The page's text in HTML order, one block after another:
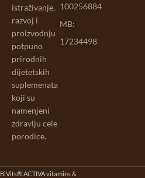
istraživanje,
razvoj i
proizvodnju
potpuno
prirodnih
dijetetskih
suplemenata
koji su
namenjeni
zdravlju cele
porodice.
100256884
MB:
17234498
BiVits® ACTIVA vitamins &